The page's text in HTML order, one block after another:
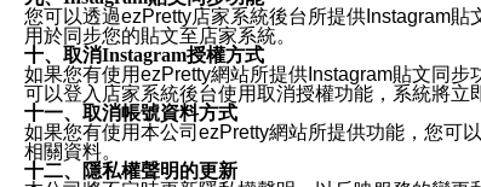
您可以透過ezPretty店家系統後台所提供Instagram
用於同步您的貼文至店家系統。
十、取消Instagram授權方式
如果您有使用ezPretty網站所提供Instagram貼文同
可以登入店家系統後台使用取消授權功能，系統將立
十一、取消帳號資料方式
如果您有使用本公司ezPretty網站所提供功能，您可
相關資料。
十二、隱私權聲明的更新